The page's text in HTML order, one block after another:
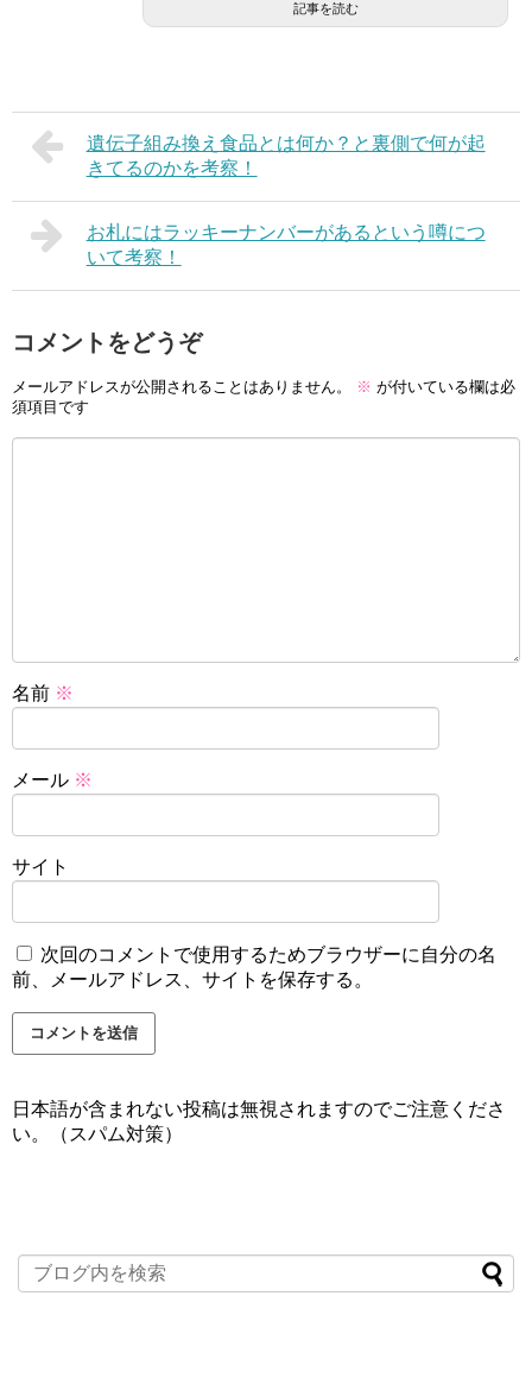
記事を読む
遺伝子組み換え食品とは何か？と裏側で何が起
きてるのかを考察！
お札にはラッキーナンバーがあるという噂につ
いて考察！
コメントをどうぞ
メールアドレスが公開されることはありません。 ※ が付いている欄は必
須項目です
名前 ※
メール ※
サイト
次回のコメントで使用するためブラウザーに自分の名
前、メールアドレス、サイトを保存する。
日本語が含まれない投稿は無視されますのでご注意くださ
い。（スパム対策）